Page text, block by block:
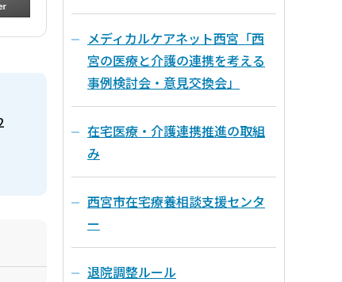
メディカルケアネット西宮「西
宮の医療と介護の連携を考える
事例検討会・意見交換会」
在宅医療・介護連携推進の取組
み
西宮市在宅療養相談支援センタ
ー
退院調整ルール